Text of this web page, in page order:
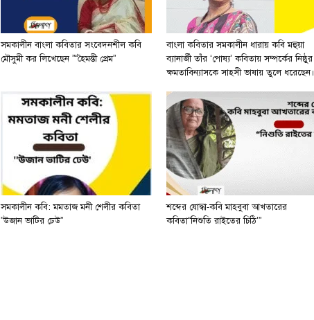
সমকালীন বাংলা কবিতার সংবেদনশীল কবি
মৌসুমী কর লিখেছেন ”“হৈমন্তী প্রেম”
বাংলা কবিতার সমকালীন ধারায় কবি মহুয়া
ব্যানার্জী তাঁর ‘পোষ্য’ কবিতায় সম্পর্কের নিষ্ঠুর
ক্ষমতাবিন্যাসকে সাহসী ভাষায় তুলে ধরেছেন।
সমকালীন কবি: মমতাজ মনী শেলীর কবিতা
”উজান ভাটির ঢেউ”
শব্দের যোদ্ধা-কবি মাহবুবা আখতারের
কবিতা“নিশুতি রাইতের চিঠি’”